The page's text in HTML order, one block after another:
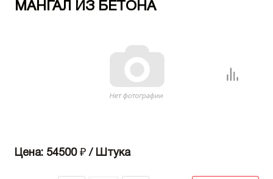
МАНГАЛ ИЗ БЕТОНА
Цена: 54500 ₽ / Штука